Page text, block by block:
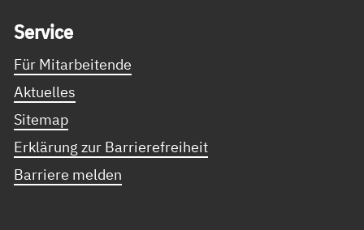
Ser­vice
Für Mitarbeitende
Aktuelles
Sitemap
Erklärung zur Barrierefreiheit
Barriere melden